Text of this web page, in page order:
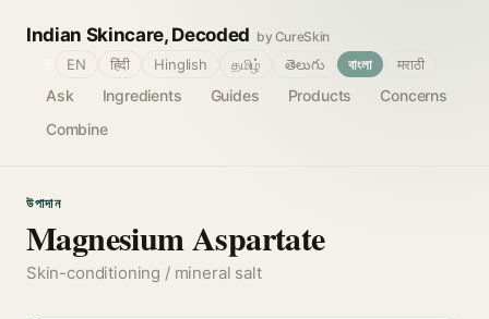
Indian Skincare, Decoded by CureSkin
Ask Ingredients Guides Products
Concerns
Combine
EN हिंदी Hinglish தமிழ் తెలుగు বাংলা मराठी
উপাদান
Magnesium Aspartate
Skin-conditioning / mineral salt